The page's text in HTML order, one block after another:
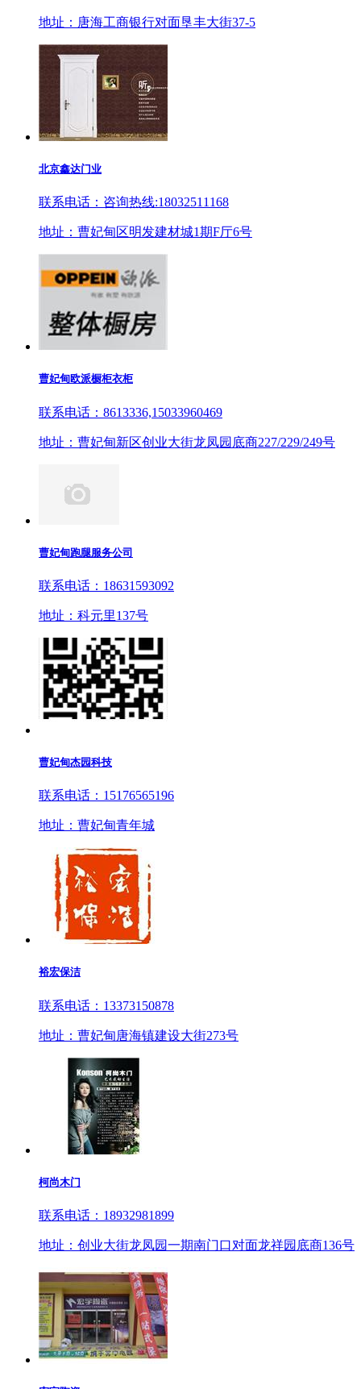
地址：唐海工商银行对面垦丰大街37-5
北京鑫达门业
联系电话：咨询热线:18032511168
地址：曹妃甸区明发建材城1期F厅6号
曹妃甸欧派橱柜衣柜
联系电话：8613336,15033960469
地址：曹妃甸新区创业大街龙凤园底商227/229/249号
曹妃甸跑腿服务公司
联系电话：18631593092
地址：科元里137号
曹妃甸杰园科技
联系电话：15176565196
地址：曹妃甸青年城
裕宏保洁
联系电话：13373150878
地址：曹妃甸唐海镇建设大街273号
柯尚木门
联系电话：18932981899
地址：创业大街龙凤园一期南门口对面龙祥园底商136号